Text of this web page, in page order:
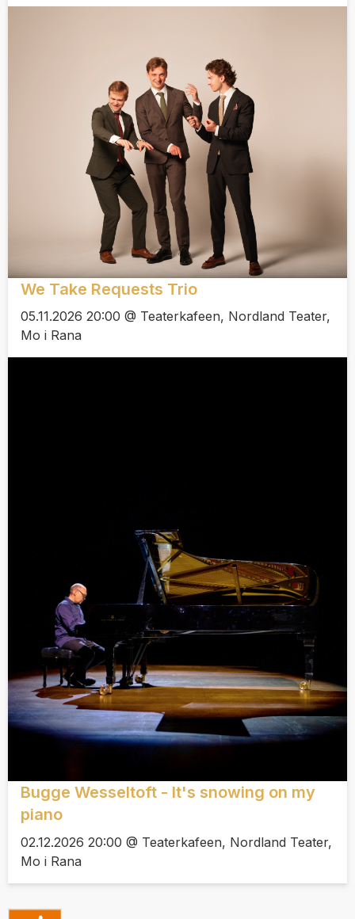
We Take Requests Trio
05.11.2026 20:00 @ Teaterkafeen, Nordland Teater,
Mo i Rana
Bugge Wesseltoft - It's snowing on my
piano
02.12.2026 20:00 @ Teaterkafeen, Nordland Teater,
Mo i Rana